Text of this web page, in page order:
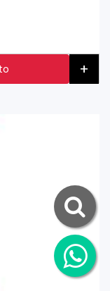
+